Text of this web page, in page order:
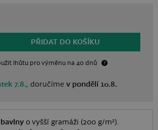
PŘIDAT DO KOŠÍKU
lhůtupro výměnu na 40 dnů
7.8., doručímev pondělí 10.8.
bavlny o vyšší gramáži (200 g/m²).